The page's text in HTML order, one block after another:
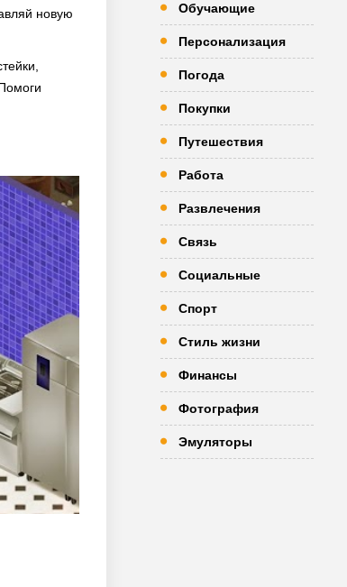
новую
Обучающие
Персонализация
Погода
Покупки
Путешествия
Работа
Развлечения
Связь
Социальные
Спорт
Стиль жизни
Финансы
Фотография
Эмуляторы